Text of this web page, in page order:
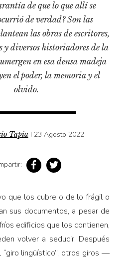
de que lo que allí se
de verdad? Son las
las obras de escritores,
y diversos historiadores de la
en esa densa madeja
el poder, la memoria y el
olvido.
Tapia I 23 Agosto 2022
que los cubre o de lo frágil o
sus documentos, a pesar de
edificios que los contienen,
volver a seducir. Después
lingüístico”, otros giros —